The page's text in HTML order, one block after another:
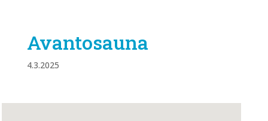
Avantosauna
4.3.2025